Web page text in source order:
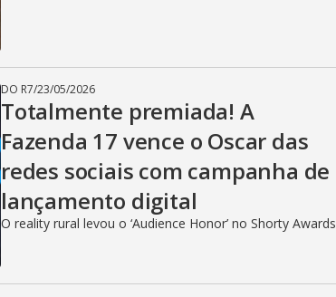
DO R7/23/05/2026
Totalmente premiada! A
Fazenda 17 vence o Oscar das
redes sociais com campanha de
lançamento digital
O reality rural levou o ‘Audience Honor’ no Shorty Awards